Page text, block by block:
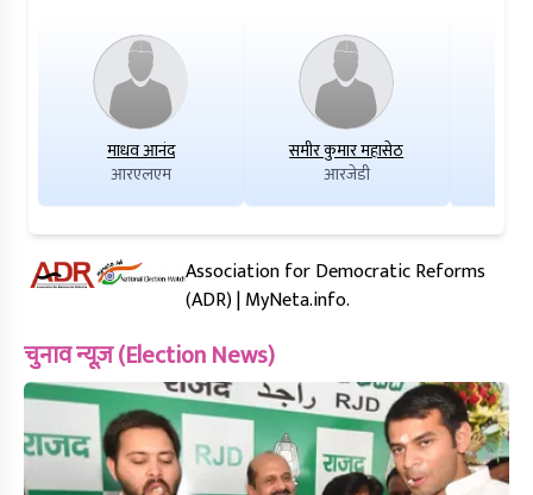
माधव आनंद
आरएलएम
समीर कुमार महासेठ
आरजेडी
Association for Democratic Reforms
(ADR) | MyNeta.info.
चुनाव न्यूज़ (Election News)